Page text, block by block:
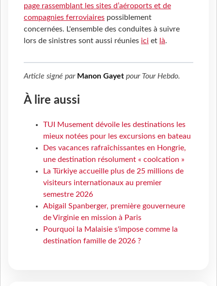
page rassemblant les sites d’aéroports et de
compagnies ferroviaires possiblement
concernées. L'ensemble des conduites à suivre
lors de sinistres sont aussi réunies ici et là.
Article signé par Manon Gayet pour Tour Hebdo.
À lire aussi
TUI Musement dévoile les destinations les
mieux notées pour les excursions en bateau
Des vacances rafraîchissantes en Hongrie,
une destination résolument « coolcation »
La Türkiye accueille plus de 25 millions de
visiteurs internationaux au premier
semestre 2026
Abigail Spanberger, première gouverneure
de Virginie en mission à Paris
Pourquoi la Malaisie s'impose comme la
destination famille de 2026 ?